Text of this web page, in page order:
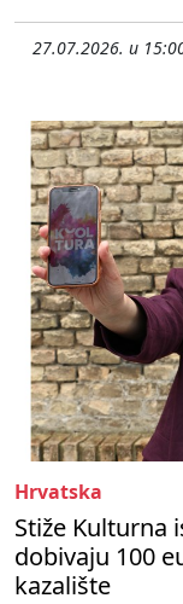
27.07.2026. u
Hrvatska
Stiže Kulturna
dobivaju 100
kazalište